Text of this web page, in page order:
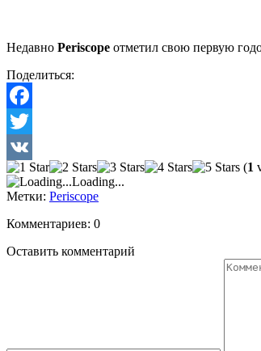
Недавно Periscope отметил свою первую
Поделиться:
Facebook
Twitter
VK
(1
Loading...
Метки: Periscope
Комментариев: 0
Оставить комментарий